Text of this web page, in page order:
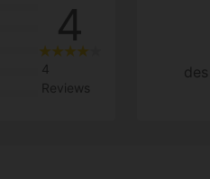
4
4
Reviews